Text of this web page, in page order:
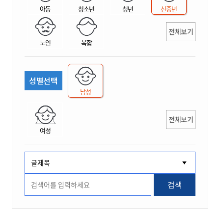
아동 청소년 청년 신중년
노인 복합
전체보기
성별선택
남성
여성
전체보기
검색